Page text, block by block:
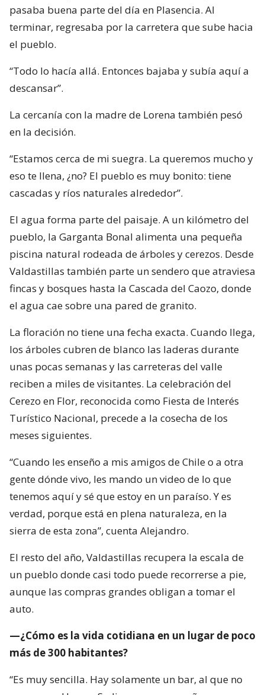
pasaba buena parte del día en Plasencia. Al
terminar, regresaba por la carretera que sube hacia
el pueblo.
“Todo lo hacía allá. Entonces bajaba y subía aquí a
descansar”.
La cercanía con la madre de Lorena también pesó
en la decisión.
“Estamos cerca de mi suegra. La queremos mucho y
eso te llena, ¿no? El pueblo es muy bonito: tiene
cascadas y ríos naturales alrededor”.
El agua forma parte del paisaje. A un kilómetro del
pueblo, la Garganta Bonal alimenta una pequeña
piscina natural rodeada de árboles y cerezos. Desde
Valdastillas también parte un sendero que atraviesa
fincas y bosques hasta la Cascada del Caozo, donde
el agua cae sobre una pared de granito.
La floración no tiene una fecha exacta. Cuando llega,
los árboles cubren de blanco las laderas durante
unas pocas semanas y las carreteras del valle
reciben a miles de visitantes. La celebración del
Cerezo en Flor, reconocida como Fiesta de Interés
Turístico Nacional, precede a la cosecha de los
meses siguientes.
“Cuando les enseño a mis amigos de Chile o a otra
gente dónde vivo, les mando un video de lo que
tenemos aquí y sé que estoy en un paraíso. Y es
verdad, porque está en plena naturaleza, en la
sierra de esta zona”, cuenta Alejandro.
El resto del año, Valdastillas recupera la escala de
un pueblo donde casi todo puede recorrerse a pie,
aunque las compras grandes obligan a tomar el
auto.
—¿Cómo es la vida cotidiana en un lugar de poco
más de 300 habitantes?
“Es muy sencilla. Hay solamente un bar, al que no